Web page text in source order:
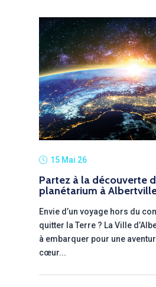
15 Mai 26
Partez à la découverte
planétarium à
Envie d’un voyage hors du
quitter la Terre ? La Ville
à embarquer pour une
cœur...